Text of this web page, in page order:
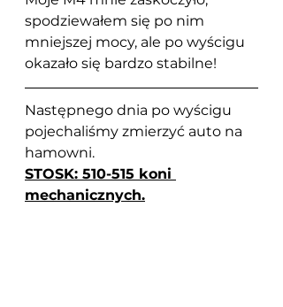
spodziewałem się po nim
mniejszej mocy, ale po wyścigu
okazało się bardzo stabilne!
Następnego dnia po wyścigu
pojechaliśmy zmierzyć auto na
hamowni.
STOSK: 510-515 koni
mechanicznych.